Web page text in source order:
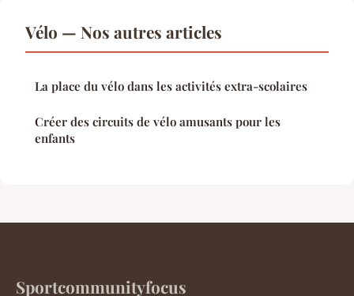
Vélo — Nos autres articles
La place du vélo dans les activités extra-scolaires
Créer des circuits de vélo amusants pour les
enfants
Sportcommunityfocus